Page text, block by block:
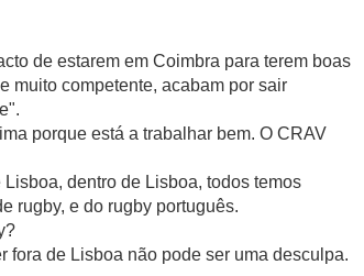
de estarem em Coimbra para terem boas
muito competente, acabam por sair
porque está a trabalhar bem. O CRAV
dentro de Lisboa, todos temos
rugby, e do rugby português.
fora de Lisboa não pode ser uma desculpa.